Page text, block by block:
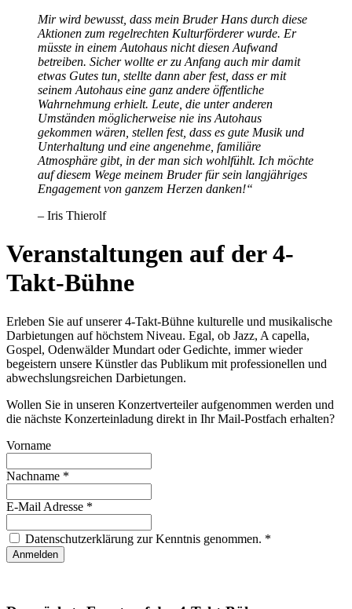
Mir wird bewusst, dass mein Bruder Hans durch diese
Aktionen zum regelrechten Kulturförderer wurde. Er
müsste in einem Autohaus nicht diesen Aufwand
betreiben. Sicher wollte er zu Anfang auch mir damit
etwas Gutes tun, stellte dann aber fest, dass er mit
seinem Autohaus eine ganz andere öffentliche
Wahrnehmung erhielt. Leute, die unter anderen
Umständen möglicherweise nie ins Autohaus
gekommen wären, stellen fest, dass es gute Musik und
Unterhaltung und eine angenehme, familiäre
Atmosphäre gibt, in der man sich wohlfühlt. Ich möchte
auf diesem Wege meinem Bruder für sein langjähriges
Engagement von ganzem Herzen danken!“
– Iris Thierolf
Veranstaltungen auf der 4-
Takt-Bühne
Erleben Sie auf unserer 4-Takt-Bühne kulturelle und musikalische
Darbietungen auf höchstem Niveau. Egal, ob Jazz, A capella,
Gospel, Odenwälder Mundart oder Gedichte, immer wieder
begeistern unsere Künstler das Publikum mit professionellen und
abwechslungsreichen Darbietungen.
Wollen Sie in unseren Konzertverteiler aufgenommen werden und
die nächste Konzerteinladung direkt in Ihr Mail-Postfach erhalten?
Vorname
Nachname *
E-Mail Adresse *
Datenschutzerklärung zur Kenntnis genommen. *
Anmelden